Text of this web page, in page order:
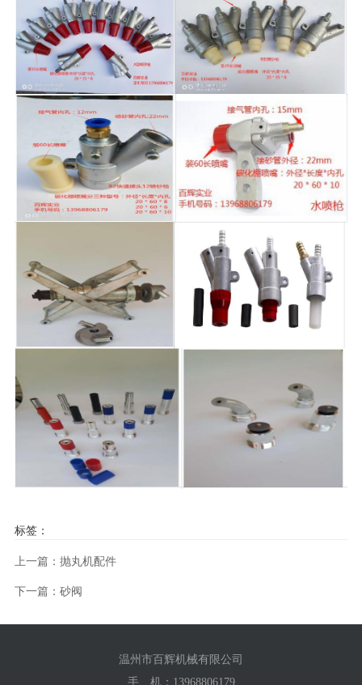
标签：
上一篇：抛丸机配件
下一篇：砂阀
温州市百辉机械有限公司
手 机： 13968806179